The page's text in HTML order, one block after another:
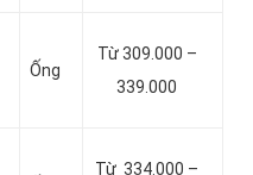
Ống
Từ 309.000 –
339.000
Từ 334.000 –